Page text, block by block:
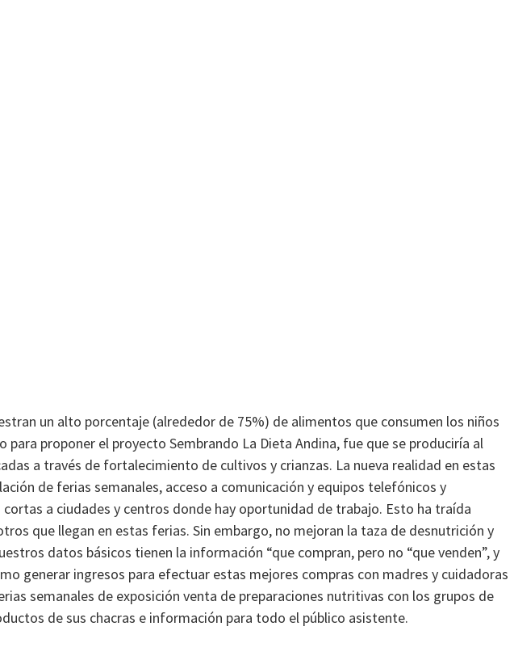
un alto porcentaje (alrededor de 75%) de alimentos que consumen los niños
proponer el proyecto Sembrando La Dieta Andina, fue que se produciría al
a través de fortalecimiento de cultivos y crianzas. La nueva realidad en estas
de ferias semanales, acceso a comunicación y equipos telefónicos y
a ciudades y centros donde hay oportunidad de trabajo. Esto ha traída
que llegan en estas ferias. Sin embargo, no mejoran la taza de desnutrición y
datos básicos tienen la información “que compran, pero no “que venden”, y
generar ingresos para efectuar estas mejores compras con madres y cuidadoras
semanales de exposición venta de preparaciones nutritivas con los grupos de
de sus chacras e información para todo el público asistente.